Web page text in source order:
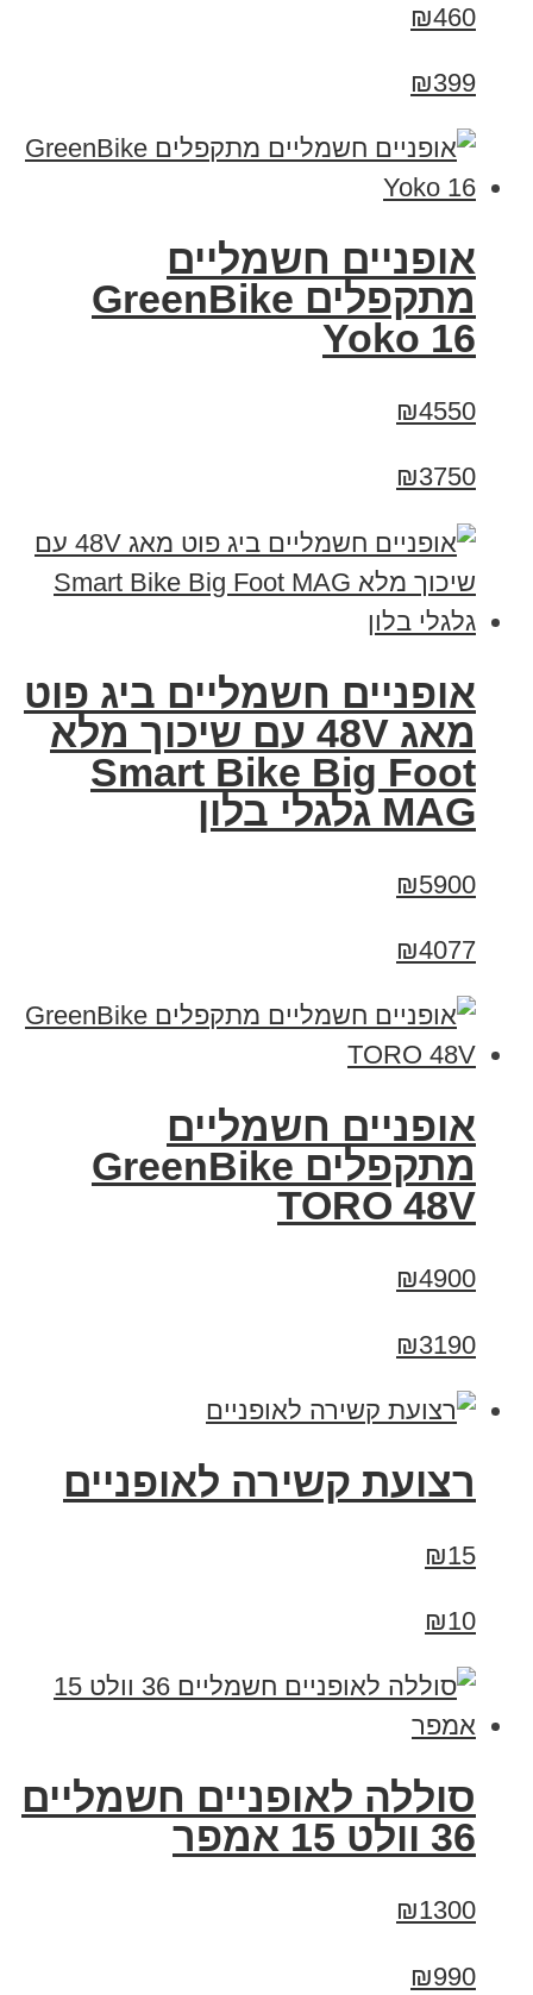
₪460
₪399
‏אופניים חשמליים
‏מתקפלים GreenBike
Yoko 16
₪4550
₪3750
אופניים חשמליים ביג פוט
מאג 48V עם שיכוך מלא
Smart Bike Big Foot
MAG גלגלי בלון
₪5900
₪4077
אופניים חשמליים
מתקפלים GreenBike
TORO 48V
₪4900
₪3190
רצועת קשירה לאופניים
₪15
₪10
סוללה לאופניים חשמליים
36 וולט 15 אמפר
₪1300
₪990